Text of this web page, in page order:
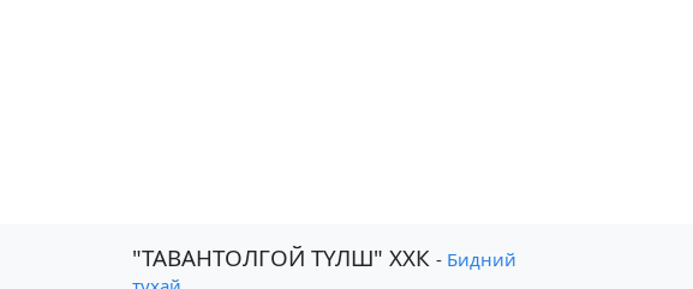
"ТАВАНТОЛГОЙ ТҮЛШ" ХХК - Бидний